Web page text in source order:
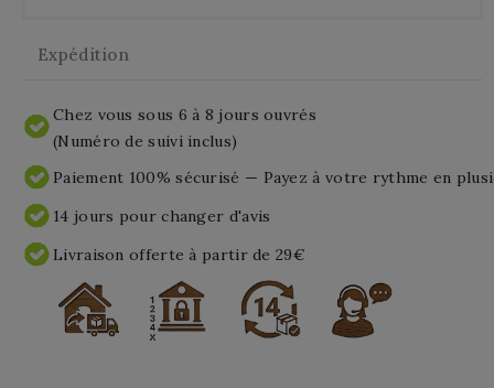
Expédition
Chez vous sous 6 à 8 jours ouvrés
(Numéro de suivi inclus)
Paiement 100% sécurisé — Payez à votre rythme en
14 jours pour changer d'avis
Livraison offerte à partir de 29€